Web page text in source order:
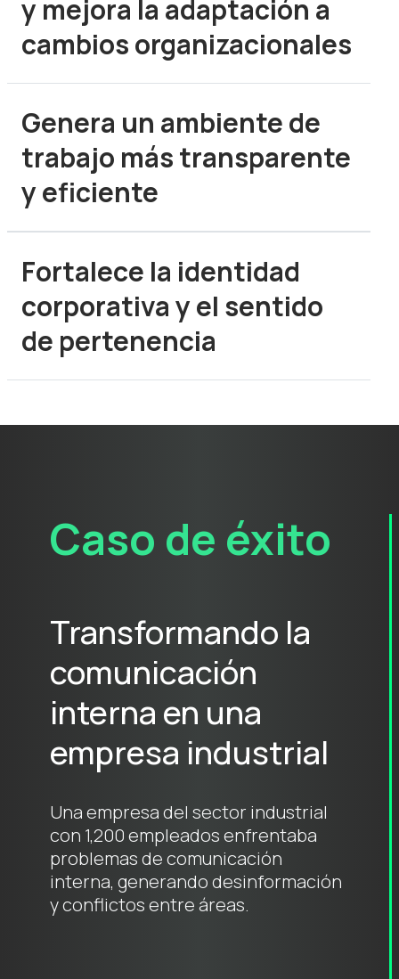
y mejora la adaptación a
cambios organizacionales
Genera un ambiente de
trabajo más transparente
y eficiente
Fortalece la identidad
corporativa y el sentido
de pertenencia
Caso de éxito
Transformando la
comunicación
interna en una
empresa industrial
Una empresa del sector industrial
con 1,200 empleados enfrentaba
problemas de comunicación
interna, generando desinformación
y conflictos entre áreas.